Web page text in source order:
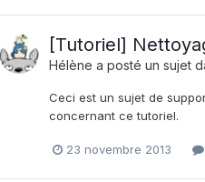
[Tutoriel]
Hélène a posté un sujet
Ceci est un sujet de
concernant ce tutoriel.
23 novembre 2013